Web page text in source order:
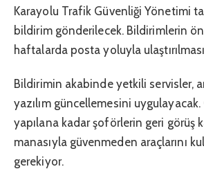
Karayolu Trafik Güvenliği Yönetimi
bildirim gönderilecek. Bildirimlerin
haftalarda posta yoluyla
Bildirimin akabinde yetkili servisler,
yazılım güncellemesini
yapılana kadar şoförlerin geri görüş
manasıyla güvenmeden araçlarını
gerekiyor.